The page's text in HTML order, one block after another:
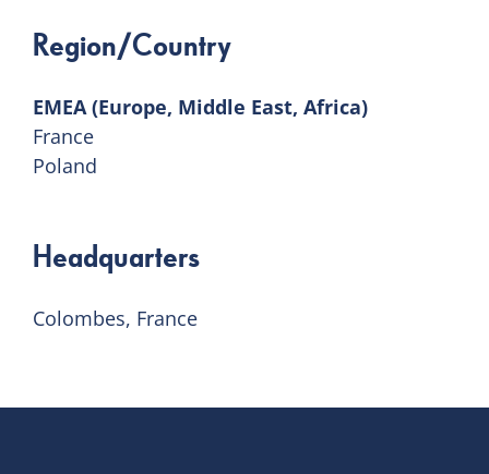
Region/Country
EMEA (Europe, Middle East, Africa)
France
Poland
Headquarters
Colombes, France